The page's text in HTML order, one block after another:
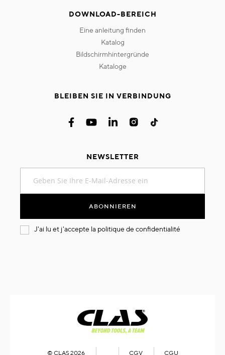
DOWNLOAD-BEREICH
eine anleitung finden
katalog
bildschirmhintergründe
kataloge
BLEIBEN SIE IN VERBINDUNG
NEWSLETTER
sich
an:
ABONNIEREN
J'ai lu et j'accepte la politique de confidentialité
© CLAS 2026 CGV CGU